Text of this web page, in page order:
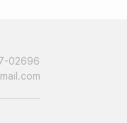
02696